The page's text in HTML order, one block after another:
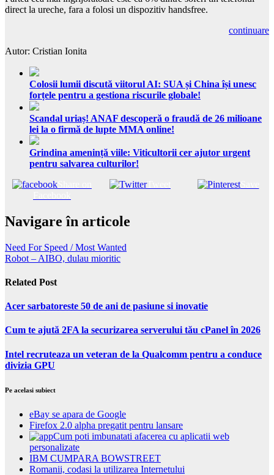
direct la ureche, fara a folosi un dispozitiv handsfree.
continuare
Autor: Cristian Ionita
Colosii lumii discută viitorul AI: SUA și China își unesc
forțele pentru a gestiona riscurile globale!
Scandal uriaș! ANAF descoperă o fraudă de 26 milioane
lei la o firmă de lupte MMA online!
Grindina amenință viile: Viticultorii cer ajutor urgent
pentru salvarea culturilor!
Tweet Save
Navigare în articole
Need For Speed / Most Wanted
Robot – AIBO, dulau mioritic
Related Post
Acer sarbatoreste 50 de ani de pasiune si inovatie
Cum te ajută 2FA la securizarea serverului tău cPanel în 2026
Intel recruteaza un veteran de la Qualcomm pentru a conduce
divizia GPU
Pe acelasi subiect
eBay se apara de Google
Firefox 2.0 alpha pregatit pentru lansare
Cum poti imbunatati afacerea cu aplicatii web
personalizate
IBM CUMPARA BOWSTREET
Romanii, codasi la utilizarea Internetului